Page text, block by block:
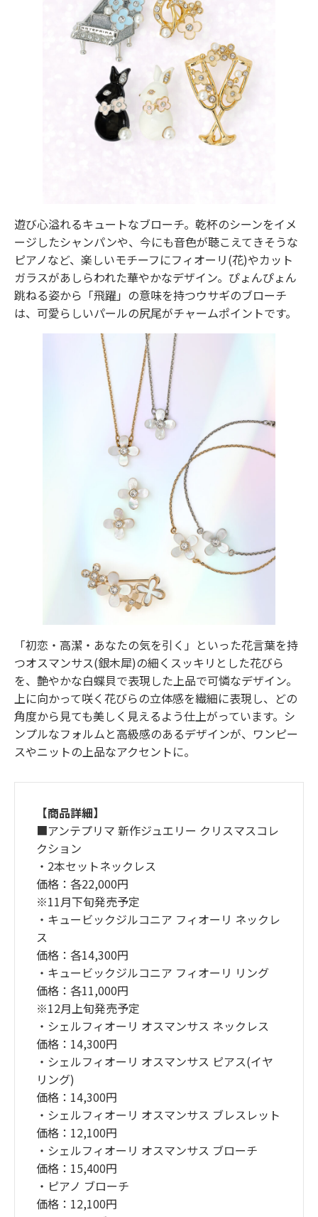
遊び心溢れるキュートなブローチ。乾杯のシーンをイメ
ージしたシャンパンや、今にも音色が聴こえてきそうな
ピアノなど、楽しいモチーフにフィオーリ(花)やカット
ガラスがあしらわれた華やかなデザイン。ぴょんぴょん
跳ねる姿から「飛躍」の意味を持つウサギのブローチ
は、可愛らしいパールの尻尾がチャームポイントです。
「初恋・高潔・あなたの気を引く」といった花言葉を持
つオスマンサス(銀木犀)の細くスッキリとした花びら
を、艶やかな白蝶貝で表現した上品で可憐なデザイン。
上に向かって咲く花びらの立体感を繊細に表現し、どの
角度から見ても美しく見えるよう仕上がっています。シ
ンプルなフォルムと高級感のあるデザインが、ワンピー
スやニットの上品なアクセントに。
【商品詳細】
■アンテプリマ 新作ジュエリー クリスマスコレ
クション
・2本セットネックレス
価格：各22,000円
※11月下旬発売予定
・キュービックジルコニア フィオーリ ネックレ
ス
価格：各14,300円
・キュービックジルコニア フィオーリ リング
価格：各11,000円
※12月上旬発売予定
・シェルフィオーリ オスマンサス ネックレス
価格：14,300円
・シェルフィオーリ オスマンサス ピアス(イヤ
リング)
価格：14,300円
・シェルフィオーリ オスマンサス ブレスレット
価格：12,100円
・シェルフィオーリ オスマンサス ブローチ
価格：15,400円
・ピアノ ブローチ
価格：12,100円